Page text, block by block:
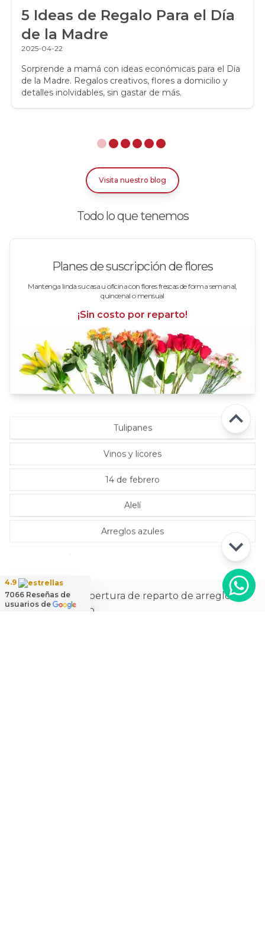
5 Ideas de Regalo Para el Día
de la Madre
2025-04-22
Sorprende a mamá con ideas económicas para el Día
de la Madre. Regalos creativos, flores a domicilio y
detalles inolvidables, sin gastar de más.
Visita nuestro blog
Todo lo que tenemos
Planes de suscripción de flores
Mantenga linda su casa u oficina con flores frescas de forma semanal,
quincenal o mensual
¡Sin costo por reparto!
14 de febrero
Alelí
Arreglos azules
Regalos para Hombres
Regalos para niños
Rosas
Rosas Amarillas
Rosas Azules
Rosas Bicolor Blancas-Rojas
Rosas Blancas
Rosas Damasco
Rosas en floreros
Rosas Fucsia
Rosas Rojas
Rosas Rosadas
Tulipanes
Vinos y licores
La más amplia cobertura de reparto de arreglos
florales a domicilio
4.9
7066 Reseñas de
usuarios de